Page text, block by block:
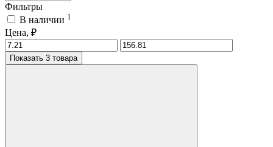
Фильтры
В наличии 1
Цена, ₽
Показать 3 товара